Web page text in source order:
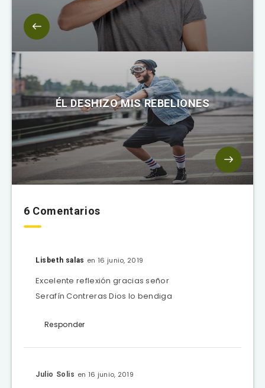
ÉL DESHIZO MIS REBELIONES
6 Comentarios
Lisbeth salas en 16 junio, 2019
Excelente reflexión gracias señor
Serafín Contreras Dios lo bendiga
Responder
Julio Solis en 16 junio, 2019